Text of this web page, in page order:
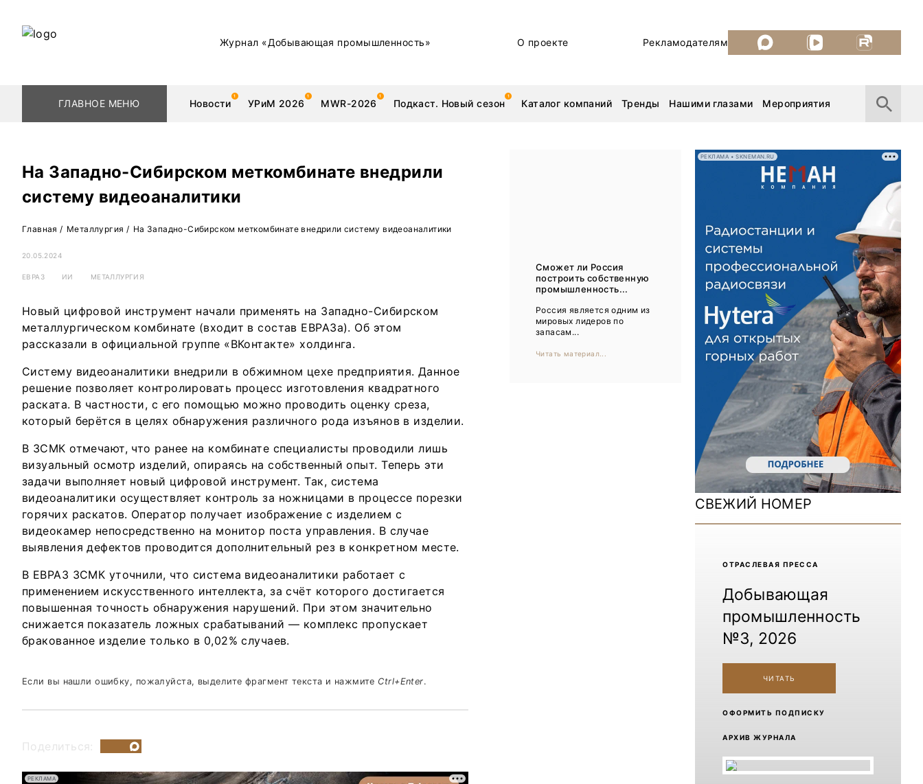
Журнал «Добывающая промышленность» О проекте Рекламодателям
ГЛАВНОЕ МЕНЮ Новости УРиМ 2026 MWR-2026 Подкаст. Новый сезон Каталог компаний Тренды Нашими глазами Мероприятия
Геологоразведка
Обогащение
Редкоземельные металлы
Золото Техника и технологии
Тренды
Мероприятия
Каталог компаний
MiningWorld Russia 2026
ДП Подкаст. Новый сезон
Рудник 2025
ДОМ 2026
MiningWorld Russia 2025
Уголь России и Майнинг 2025
Рудник 2024 | Обзор выставки
В помощь шахтёру 2024
Уголь России и Майнинг 2024
Mining World Russia 2024
На Западно-Сибирском меткомбинате внедрили
систему видеоаналитики
Главная / Металлургия / На Западно-Сибирском меткомбинате внедрили систему видеоаналитики
20.05.2024
ЕВРАЗ ИИ МЕТАЛЛУРГИЯ
Новый цифровой инструмент начали применять на Западно-Сибирском
металлургическом комбинате (входит в состав ЕВРАЗа). Об этом
рассказали в официальной группе «ВКонтакте» холдинга.
Систему видеоаналитики внедрили в обжимном цехе предприятия. Данное
решение позволяет контролировать процесс изготовления квадратного
раската. В частности, с его помощью можно проводить оценку среза,
который берётся в целях обнаружения различного рода изъянов в изделии.
В ЗСМК отмечают, что ранее на комбинате специалисты проводили лишь
визуальный осмотр изделий, опираясь на собственный опыт. Теперь эти
задачи выполняет новый цифровой инструмент. Так, система
видеоаналитики осуществляет контроль за ножницами в процессе порезки
горячих раскатов. Оператор получает изображение с изделием с
видеокамер непосредственно на монитор поста управления. В случае
выявления дефектов проводится дополнительный рез в конкретном месте.
В ЕВРАЗ ЗСМК уточнили, что система видеоаналитики работает с
применением искусственного интеллекта, за счёт которого достигается
повышенная точность обнаружения нарушений. При этом значительно
снижается показатель ложных срабатываний — комплекс пропускает
бракованное изделие только в 0,02% случаев.
Если вы нашли ошибку, пожалуйста, выделите фрагмент текста и нажмите Ctrl+Enter.
Поделиться:
РЕКЛАМА
Сможет ли Россия
построить собственную
промышленность...
Россия является одним из
мировых лидеров по
запасам...
Читать материал...
РЕКЛАМА • SKNEMAN.RU
СВЕЖИЙ НОМЕР
ОТРАCЛЕВАЯ ПРЕССА
Добывающая
промышленность
№3, 2026
ЧИТАТЬ
ОФОРМИТЬ ПОДПИСКУ
АРХИВ ЖУРНАЛА